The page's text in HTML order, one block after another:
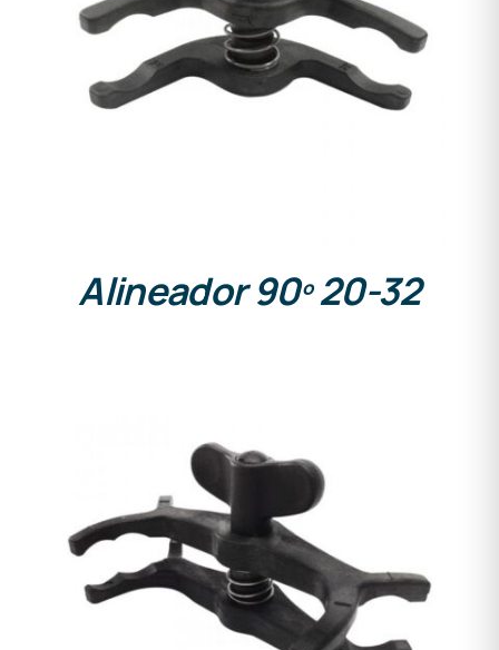
DETALLES
Alineador 90º 20-32
DETALLES